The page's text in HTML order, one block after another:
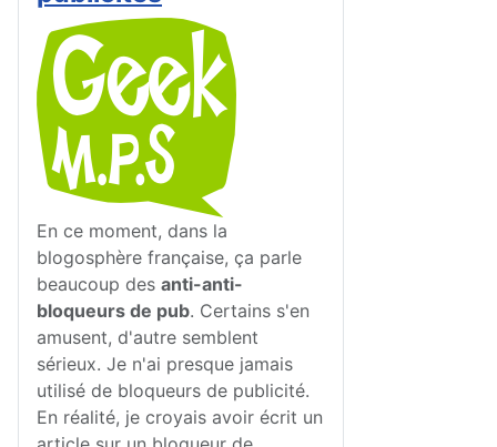
En ce moment, dans la
blogosphère française, ça parle
beaucoup des anti-anti-
bloqueurs de pub. Certains s'en
amusent, d'autre semblent
sérieux. Je n'ai presque jamais
utilisé de bloqueurs de publicité.
En réalité, je croyais avoir écrit un